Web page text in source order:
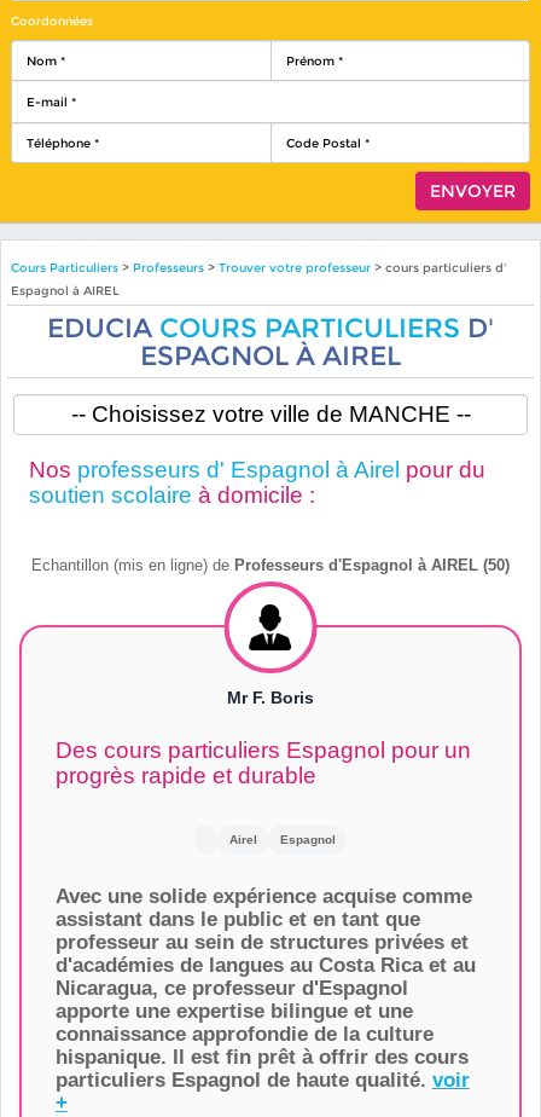
Coordonnées
Cours Particuliers> Professeurs > Trouver votre professeur> cours particuliers d'
Espagnol à AIREL
EDUCIA COURS PARTICULIERS D'
ESPAGNOL À AIREL
Nos professeurs d' Espagnol à Airel pour du
soutien scolaire à domicile :
Echantillon (mis en ligne) de Professeurs d'Espagnol à AIREL (50)
Mr F. Boris
Des cours particuliers Espagnol pour un
progrès rapide et durable
Airel Espagnol
Avec une solide expérience acquise comme
assistant dans le public et en tant que
professeur au sein de structures privées et
d'académies de langues au Costa Rica et au
Nicaragua, ce professeur d'Espagnol
apporte une expertise bilingue et une
connaissance approfondie de la culture
hispanique. Il est fin prêt à offrir des cours
particuliers Espagnol de haute qualité. voir
+